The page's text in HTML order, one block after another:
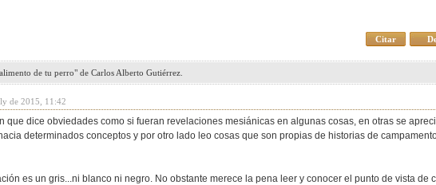
Citar
de tu perro" de Carlos Alberto Gutiérrez.
de 2015, 11:42
que dice obviedades como si fueran revelaciones mesiánicas en algunas cosas, en otras se
determinados conceptos y por otro lado leo cosas que son propias de historias de
es un gris...ni blanco ni negro. No obstante merece la pena leer y conocer el punto de vista de